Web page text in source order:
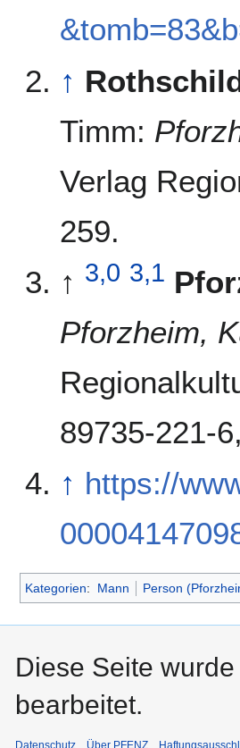
↑
Timm:
Verlag
259.
↑ 3,0 3,1
Pforzheim,
89735-221-
↑ https://
Kategorien: Mann Person
Diese Seite
bearbeitet.
Datenschutz Über PFENZ